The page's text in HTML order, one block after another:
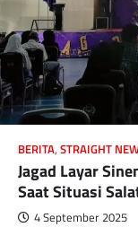
BERITA, STRAIGHT
Jagad Layar
Saat Situasi
4 September 2025